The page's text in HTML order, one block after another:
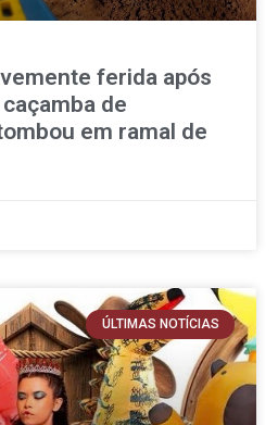
ferida após
de
em ramal de
ÚLTIMAS NOTÍCIAS